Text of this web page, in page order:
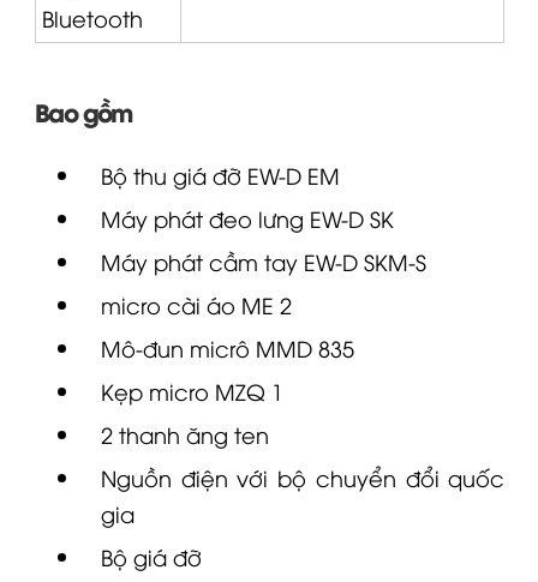
Bluetooth
Bao gồm
Bộ thu giá đỡ EW-DEM
Máy phát đeo lưng EW-DSK
Máy phát cầm tay EW-DSKM-S
micro cài áo ME 2
Mô-đun micrô MMD 835
Kẹp micro MZQ 1
2 thanh ăng ten
Nguồn điện với bộ chuyển đổi quốc
gia
Bộ giá đỡ